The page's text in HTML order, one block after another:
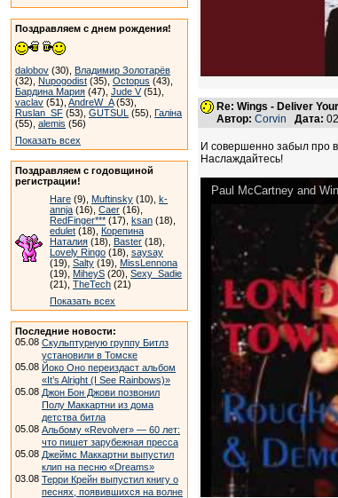
Поздравляем с днем рождения!
dalobov (30), Владимир Золотарёв
(32), Nupogodist (35), Octopus (43),
Бардина Мария (47), Jude V(51),
vaclav (51), AndreW_A(53),
Ruslan_SF (53), GUTSUL (55), Галіна
(55), alemis (56)
Показать всех
Поздравляем с годовщиной
регистрации!
Hare (9), Muftinsky (10), k-
annja (16), Caer (16),
RedFinger*** (17), ksan (18),
edulet (18), Корепина
Наталия (18), Baster (18),
Lovely Ringo (18), saysay
(19), Salty (19), MissLennona
(19), MiheyS (20), Sexy_Sadie
(21), TheTech (21)
Показать всех
Последние новости:
05.08 Скульптурную группу Битлз
установили в Томске
05.08 Йоко Оно переиздаст альбом
«It’s Alright (I See Rainbows)»
05.08 Джон Бон Джови позвонил
Полу Маккартни из дома
детства битла
05.08 Альбому «Revolver» — 60 лет:
что пишет зарубежная пресса
05.08 Джеймс Маккартни выпустил
клип на песню «Dreams»
03.08 Терри Крейн выпустил книгу о
песнях, появившихся на волне
Re: Wings - Deliver
Автор: Corvin Дата:
И совершенно забыл про
Наслаждайтесь!
Paul McCartney and